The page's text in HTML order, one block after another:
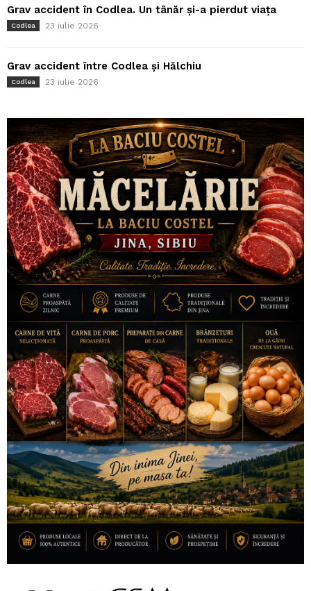
Grav accident în Codlea. Un tânăr și-a pierdut viața
Codlea 23 iulie 2026
Grav accident între Codlea și Hălchiu
Codlea 23 iulie 2026